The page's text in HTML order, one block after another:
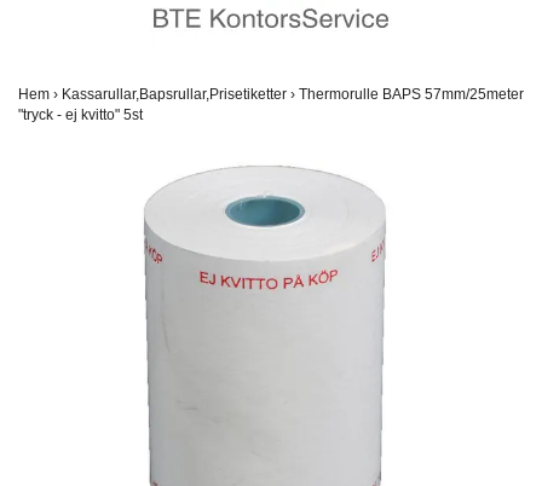
Hem › Kassarullar,Bapsrullar,Prisetiketter › Thermorulle BAPS 57mm/25meter
"tryck - ej kvitto" 5st